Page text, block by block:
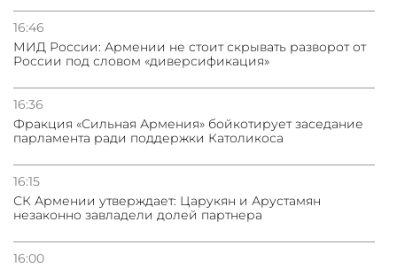
16:46
МИД России: Армении не стоит скрывать разворот от
России под словом «диверсификация»
16:36
Фракция «Сильная Армения» бойкотирует заседание
парламента ради поддержки Католикоса
16:15
СК Армении утверждает: Царукян и Арустамян
незаконно завладели долей партнера
16:00